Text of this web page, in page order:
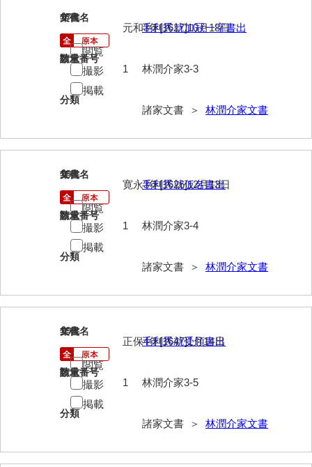
木部家文書
木村家文書
木村家文書（山口市）
清川家文書
清末毛利家文書
口羽家文書
国司家文書
国光家文書
熊谷家文書
熊谷家文書（山口市）
熊野家文書（防府市）
蔵田家文書
17
文書名
毛利秀就加冠一字書出
請求番号
林潤介家3-3
分類
諸家文書 ＞ 林潤介家文書
年代
元和3年[1617]10月18日
数量
1
閲覧
撮影
掲載
18
文書名
毛利秀就仮名書出
請求番号
林潤介家3-4
分類
諸家文書 ＞ 林潤介家文書
年代
寛永3年[1626]12月13日
数量
1
閲覧
撮影
掲載
19
文書名
毛利秀就受領書出
請求番号
林潤介家3-5
分類
諸家文書 ＞ 林潤介家文書
年代
正保4年[1647]1月14日
数量
1
閲覧
撮影
掲載